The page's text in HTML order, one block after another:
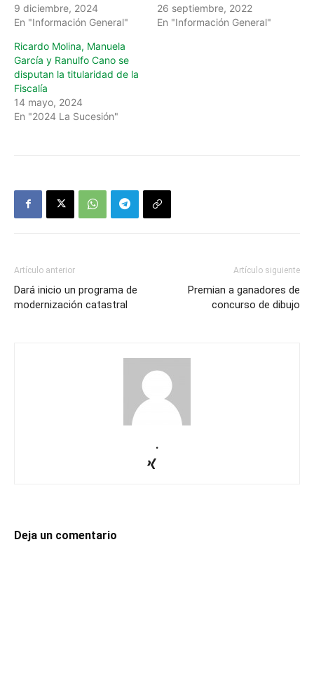
9 diciembre, 2024
En "Información General"
26 septiembre, 2022
En "Información General"
Ricardo Molina, Manuela
García y Ranulfo Cano se
disputan la titularidad de la
Fiscalía
14 mayo, 2024
En "2024 La Sucesión"
Artículo anterior
Dará inicio un programa de
modernización catastral
Artículo siguiente
Premian a ganadores de
concurso de dibujo
.
Deja un comentario